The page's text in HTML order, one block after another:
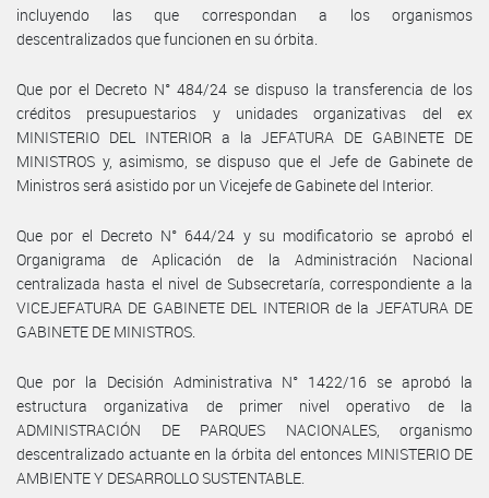
incluyendo las que correspondan a los organismos
descentralizados que funcionen en su órbita.
Que por el Decreto N° 484/24 se dispuso la transferencia de los
créditos presupuestarios y unidades organizativas del ex
MINISTERIO DEL INTERIOR a la JEFATURA DE GABINETE DE
MINISTROS y, asimismo, se dispuso que el Jefe de Gabinete de
Ministros será asistido por un Vicejefe de Gabinete del Interior.
Que por el Decreto N° 644/24 y su modificatorio se aprobó el
Organigrama de Aplicación de la Administración Nacional
centralizada hasta el nivel de Subsecretaría, correspondiente a la
VICEJEFATURA DE GABINETE DEL INTERIOR de la JEFATURA DE
GABINETE DE MINISTROS.
Que por la Decisión Administrativa N° 1422/16 se aprobó la
estructura organizativa de primer nivel operativo de la
ADMINISTRACIÓN DE PARQUES NACIONALES, organismo
descentralizado actuante en la órbita del entonces MINISTERIO DE
AMBIENTE Y DESARROLLO SUSTENTABLE.